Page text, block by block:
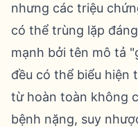
nhưng các triệu
có thể trùng lặp
mạnh bởi tên mô tả
đều có thể biểu hiện
từ hoàn toàn không
bệnh nặng, suy